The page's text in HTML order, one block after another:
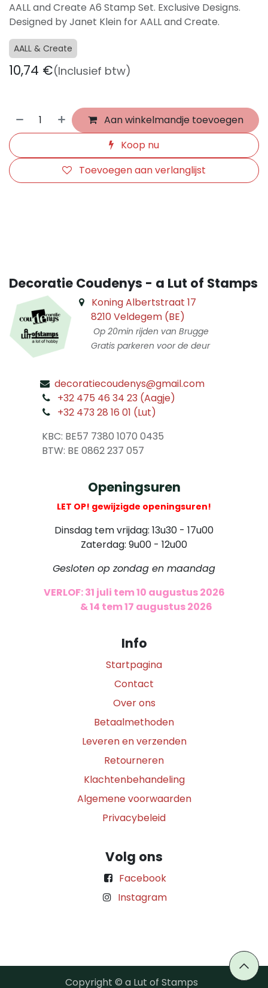
AALL and Create A6 Stamp Set. Exclusive Designs.
Designed by Janet Klein for AALL and Create.
AALL & Create
10,74 €(Inclusief btw)
Aan winkelmandje toevoegen
Koop nu
Toevoegen aan verlanglijst
Decoratie Coudenys - a Lut of Stamps
Koning Albertstraat 17
8210 Veldegem (BE)
Op 20min rijden van Brugge
Gratis parkeren voor de deur
decoratiecoudenys@gmail.com
+32 475 46 34 23 (Aagje)
+32 473 28 16 01 (Lut)
KBC: BE57 7380 1070 0435
​ BTW: BE 0862 237 057
Openingsuren
LET OP! gewijzigde openingsuren!
Dinsdag tem vrijdag: 13u30 - 17u00
Zaterdag: 9u00 - 12u00
Gesloten op zondag en maandag
VERLOF: 31 juli tem 10 augustus 2026
& 14 tem 17 augustus 2026
Info
Startpagina
Contact
Over ons
Betaalmethoden
Leveren en verzenden
Retourneren
Klachtenbehandeling
Algemene voorwaarden
Privacybeleid
Volg ons
Facebook
Instagram
Copyright © a Lut of Stamps